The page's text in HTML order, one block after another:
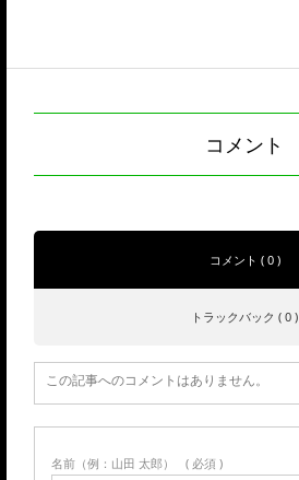
コメント
コメント ( 0 )
トラックバック ( 0 )
この記事へのコメントはありません。
名前（例：山田 太郎） ( 必須 )